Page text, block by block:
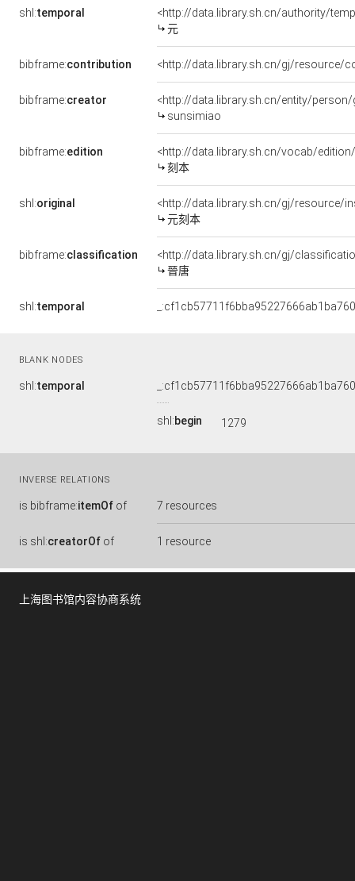
shl:temporal
<http://data.library.sh.cn/authority/
元
bibframe:contribution <http://data.library.sh.cn/gj/resource/
bibframe:creator
<http://data.library.sh.cn/entity/
sunsimiao
bibframe:edition
<http://data.library.sh.cn/vocab/
刻本
shl:original
<http://data.library.sh.cn/gj/resource/
元刻本
bibframe:classification
<http://data.library.sh.cn/gj/
晉唐
shl:temporal
BLANK NODES
shl:temporal
shl:begin 1279
INVERSE RELATIONS
is bibframe:itemOf of 7 resources
is shl:creatorOf of 1 resource
上海图书馆内容协商系统